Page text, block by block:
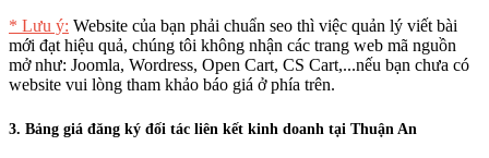
* Lưu ý: Website của bạn phải chuẩn seo thì việc quản lý viết bài
mới đạt hiệu quả, chúng tôi không nhận các trang web mã nguồn
mở như: Joomla, Wordress, Open Cart, CS Cart,...nếu bạn chưa có
website vui lòng tham khảo báo giá ở phía trên.
3. Bảng giá đăng ký đối tác liên kết kinh doanh tại Thuận An